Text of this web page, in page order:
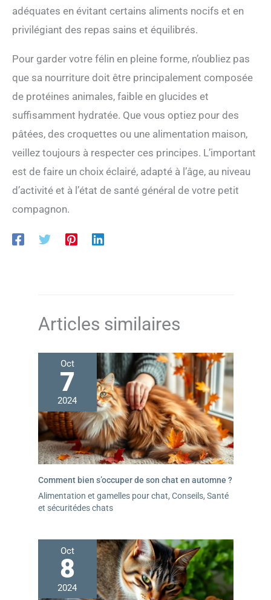
adéquates en évitant certains aliments nocifs et en
privilégiant des repas sains et équilibrés.
Pour garder votre félin en pleine forme, n’oubliez pas
que sa nourriture doit être principalement composée
de protéines animales, faible en glucides et
suffisamment hydratée. Que vous optiez pour des
pâtées, des croquettes ou une alimentation maison,
veillez toujours à respecter ces principes. L’important
est de faire un choix éclairé, adapté à l’âge, au niveau
d’activité et à l’état de santé général de votre petit
compagnon.
Articles similaires
Oct
7
2024
Comment bien s’occuper de son chat en automne ?
Alimentation et gamelles pour chat, Conseils, Santé
et sécuritédes chats
Oct
8
2024